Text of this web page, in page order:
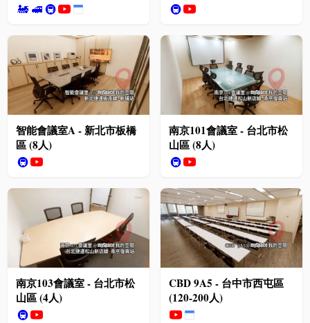
🚂 🚅 🚇 🚇
智能會議室A - 新北市板橋
區 (8人)
🚇
南京101會議室 - 台北市松
山區 (8人)
🚇
南京103會議室 - 台北市松
山區 (4人)
🚇
CBD 9A5 - 台中市西屯區
(120-200人)